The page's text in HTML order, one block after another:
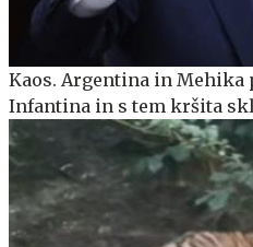
Kaos. Argentina in Mehika
Infantina in s tem kršita